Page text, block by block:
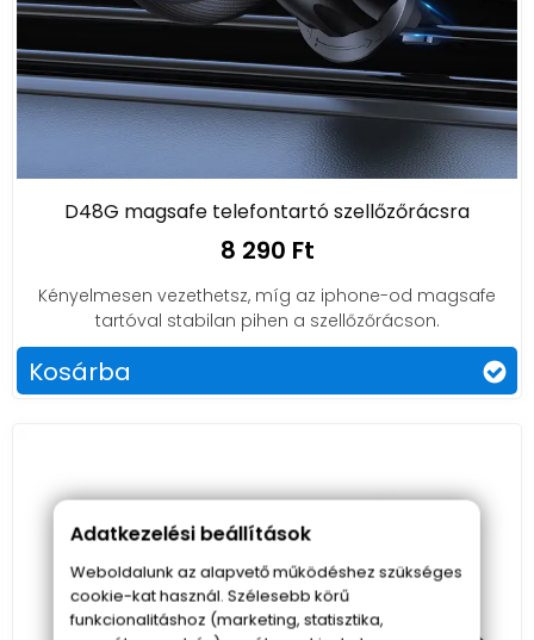
D48G magsafe telefontartó szellőzőrácsra
8 290 Ft
Kényelmesen vezethetsz, míg az iphone-od magsafe
tartóval stabilan pihen a szellőzőrácson.
Kosárba
Adatkezelési beállítások
Weboldalunk az alapvető működéshez szükséges
cookie-kat használ. Szélesebb körű
funkcionalitáshoz (marketing, statisztika,